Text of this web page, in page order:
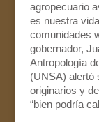
agropecuario
es nuestra
comunidades
gobernador,
Antropología
(UNSA) alertó
originarios y
“bien podría